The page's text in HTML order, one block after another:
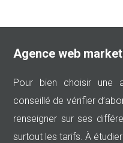
Agence web
Pour bien choisir une
conseillé de vérifier
renseigner sur ses
surtout les tarifs. À